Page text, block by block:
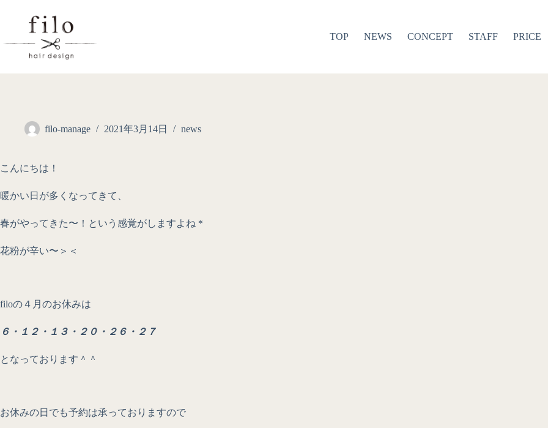
TOP NEWS CONCEPT STAFF PRICE
filo-manage 2021年3月14日 news
こんにちは！
暖かい日が多くなってきて、
春がやってきた〜！という感覚がしますよね＊
花粉が辛い〜＞＜
filoの４月のお休みは
６・１２・１３・２０・２６・２７
となっております＾＾
お休みの日でも予約は承っておりますので